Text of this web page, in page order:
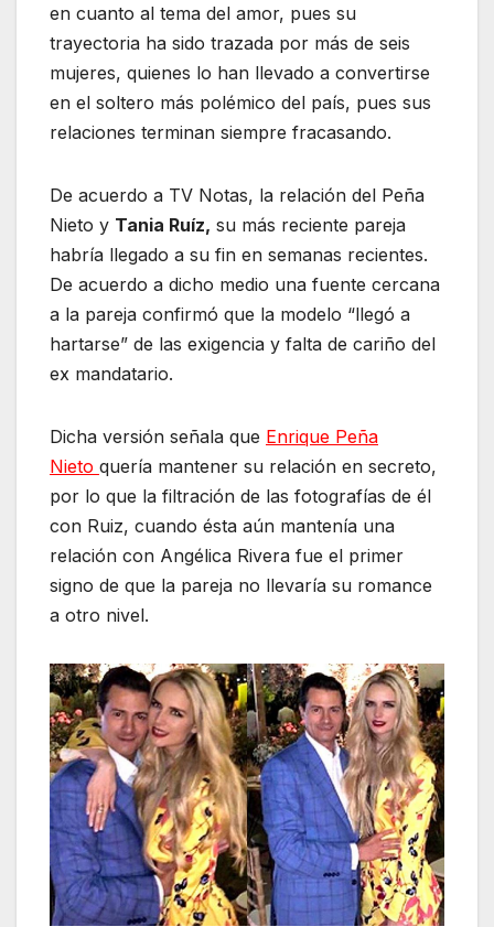
en cuanto al tema del amor, pues su
trayectoria ha sido trazada por más de seis
mujeres, quienes lo han llevado a convertirse
en el soltero más polémico del país, pues sus
relaciones terminan siempre fracasando.
De acuerdo a TV Notas, la relación del Peña
Nieto y Tania Ruíz, su más reciente pareja
habría llegado a su fin en semanas recientes.
De acuerdo a dicho medio una fuente cercana
a la pareja confirmó que la modelo “llegó a
hartarse” de las exigencia y falta de cariño del
ex mandatario.
Dicha versión señala que Enrique Peña
Nieto quería mantener su relación en secreto,
por lo que la filtración de las fotografías de él
con Ruiz, cuando ésta aún mantenía una
relación con Angélica Rivera fue el primer
signo de que la pareja no llevaría su romance
a otro nivel.